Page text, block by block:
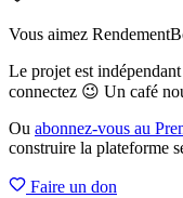
Vous aimez
Le projet est
connectez 😉 Un café
Ou abonnez-vous au
construire la plateforme
Faire un don